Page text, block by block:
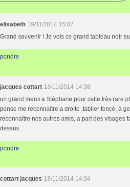
elisabeth 19/11/2014 15:07
Grand souvenir ! Je vois ce grand tableau noir
jacques cottart 18/11/2014 14:38
un grand merci a Stéphane pour cette très rare
pense me reconnaître a droite ,tablier foncé, a
reconnaître nos autres amis, a part des visages
dessus .
cottart jacques 18/11/2014 14:34